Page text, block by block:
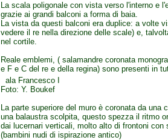
La scala poligonale con vista verso l'interno e
grazie ai grandi balconi a forma di baia.
La vista da questi balconi era duplice: a volte
vedere il re nella direzione delle scale) e,
nel cortile.
Reale emblemi, ( salamandre coronata
e F e C del re e della regina) sono presenti in
ala Francesco I
Foto: Y. Boukef
La parte superiore del muro è coronata da una
una balaustra scolpita, questo spezza il ritmo
dai lucernari verticali, molto alto di frontoni con
(bambini nudi di ispirazione antico)